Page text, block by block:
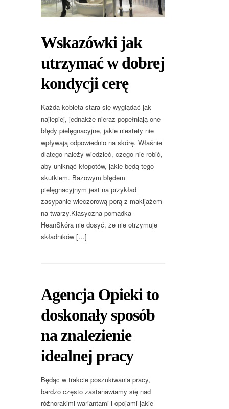
Wskazówki jak
utrzymać w dobrej
kondycji cerę
Każda kobieta stara się wyglądać jak
najlepiej, jednakże nieraz popełniają one
błędy pielęgnacyjne, jakie niestety nie
wpływają odpowiednio na skórę. Właśnie
dlatego należy wiedzieć, czego nie robić,
aby uniknąć kłopotów, jakie będą tego
skutkiem. Bazowym błędem
pielęgnacyjnym jest na przykład
zasypanie wieczorową porą z makijażem
na twarzy.Klasyczna pomadka
HeanSkóra nie dosyć, że nie otrzymuje
składników […]
Agencja Opieki to
doskonały sposób
na znalezienie
idealnej pracy
Będąc w trakcie poszukiwania pracy,
bardzo często zastanawiamy się nad
różnorakimi wariantami i opcjami jakie